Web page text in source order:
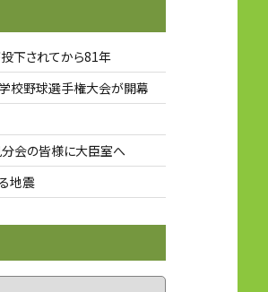
下されてから81年
校野球選手権大会が開幕
分会の皆様に大臣室へ
地震